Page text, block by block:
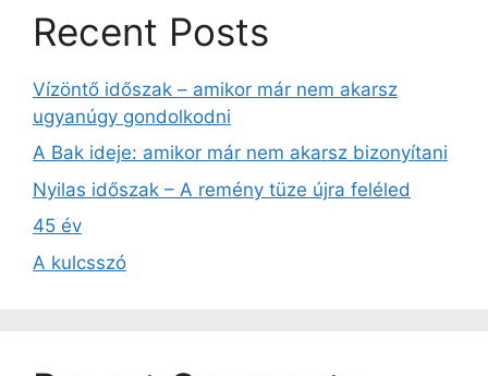
Recent Posts
Vízöntő időszak – amikor már nem akarsz
ugyanúgy gondolkodni
A Bak ideje: amikor már nem akarsz bizonyítani
Nyilas időszak – A remény tüze újra feléled
45 év
A kulcsszó